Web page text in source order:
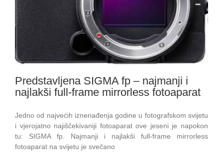
Predstavljena SIGMA fp – najmanji i
najlakši full-frame mirrorless fotoaparat
Jedno od najvećih iznenađenja godine u fotografskom svijetu
i vjerojatno najiščekivaniji fotoaparat ove jeseni je napokon
tu: SIGMA fp. Najmanji i najlakši full-frame mirrorless
fotoaparat na svijetu je svečano